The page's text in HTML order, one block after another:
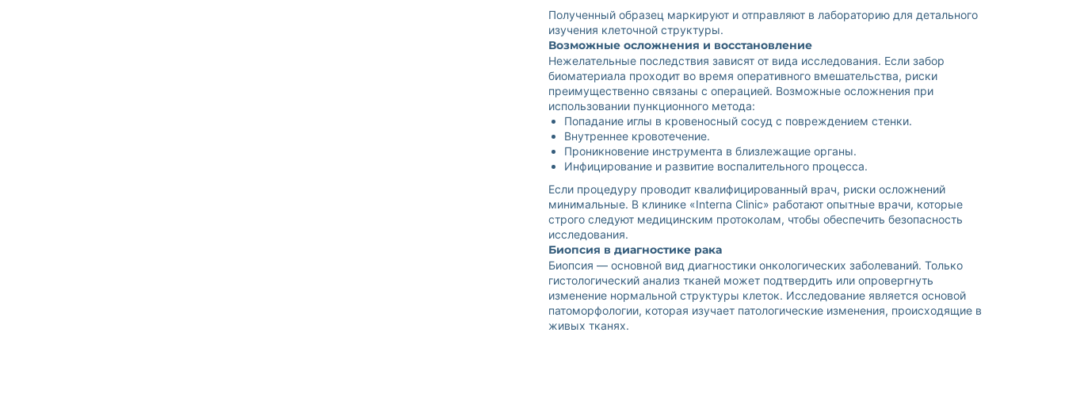
Полученный образец маркируют и отправляют в лабораторию для детального
изучения клеточной структуры.
Возможные осложнения и восстановление
Нежелательные последствия зависят от вида исследования. Если забор
биоматериала проходит во время оперативного вмешательства, риски
преимущественно связаны с операцией. Возможные осложнения при
использовании пункционного метода:
Попадание иглы в кровеносный сосуд с повреждением стенки.
Внутреннее кровотечение.
Проникновение инструмента в близлежащие органы.
Инфицирование и развитие воспалительного процесса.
Если процедуру проводит квалифицированный врач, риски осложнений
минимальные. В клинике «Interna Clinic» работают опытные врачи, которые
строго следуют медицинским протоколам, чтобы обеспечить безопасность
исследования.
Биопсия в диагностике рака
Биопсия — основной вид диагностики онкологических заболеваний. Только
гистологический анализ тканей может подтвердить или опровергнуть
изменение нормальной структуры клеток. Исследование является основой
патоморфологии, которая изучает патологические изменения, происходящие в
живых тканях.